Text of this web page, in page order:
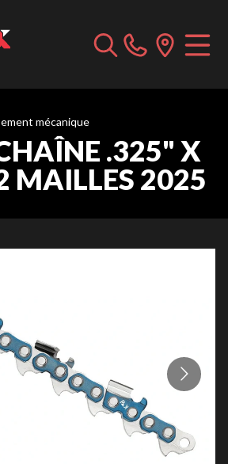
mécanique
.325" X
MAILLES 2025